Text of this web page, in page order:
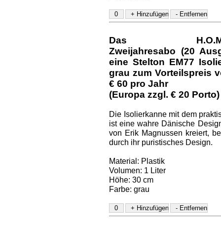
Das H.O.M.E.-
Zweijahresabo (20
eine Stelton EM77
grauzum Vorteilspreis
€ 60 pro Jahr
(Europa zzgl. € 20 Porto)
Die Isolierkanne mit dem
ist eine wahre Dänische
von Erik Magnussen kreiert,
durch ihr puristisches Design.
Material: Plastik
Volumen: 1 Liter
Höhe: 30 cm
Farbe: grau